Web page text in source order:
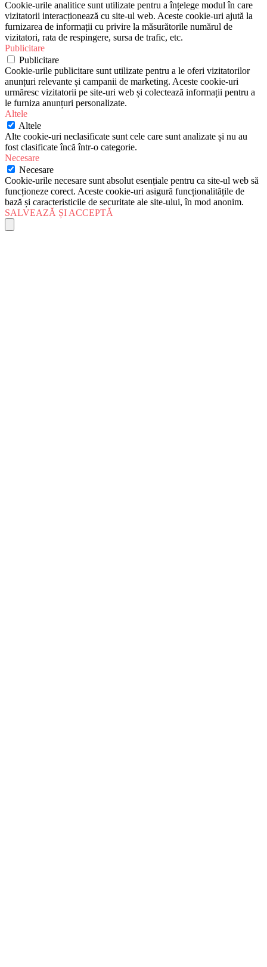
Cookie-urile analitice sunt utilizate pentru a înțelege modul în care
vizitatorii interacționează cu site-ul web. Aceste cookie-uri ajută la
furnizarea de informații cu privire la măsurătorile numărul de
vizitatori, rata de respingere, sursa de trafic, etc.
Publicitare
Publicitare
Cookie-urile publicitare sunt utilizate pentru a le oferi vizitatorilor
anunțuri relevante și campanii de marketing. Aceste cookie-uri
urmăresc vizitatorii pe site-uri web și colectează informații pentru a
le furniza anunțuri personalizate.
Altele
Altele
Alte cookie-uri neclasificate sunt cele care sunt analizate și nu au
fost clasificate încă într-o categorie.
Necesare
Necesare
Cookie-urile necesare sunt absolut esențiale pentru ca site-ul web să
funcționeze corect. Aceste cookie-uri asigură funcționalitățile de
bază și caracteristicile de securitate ale site-ului, în mod anonim.
SALVEAZĂ ȘI ACCEPTĂ